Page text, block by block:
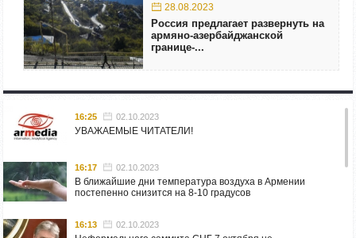
28.08.2023
Россия предлагает развернуть на
армяно-азербайджанской
границе-...
16:25 02.10.2023
УВАЖАЕМЫЕ ЧИТАТЕЛИ!
16:17 02.10.2023
В ближайшие дни температура воздуха в Армении
постепенно снизится на 8-10 градусов
16:13 02.10.2023